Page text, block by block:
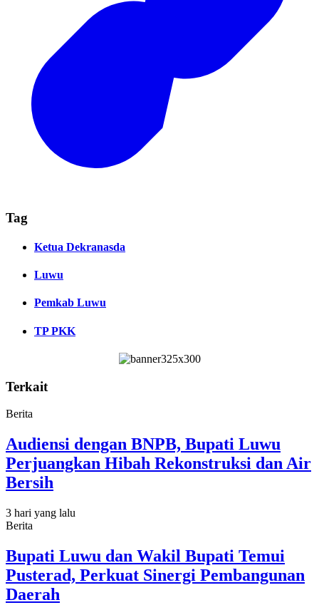
Tag
Ketua Dekranasda
Luwu
Pemkab Luwu
TP PKK
Terkait
Berita
Audiensi dengan BNPB, Bupati Luwu
Perjuangkan Hibah Rekonstruksi dan Air
Bersih
3 hari yang lalu
Berita
Bupati Luwu dan Wakil Bupati Temui
Pusterad, Perkuat Sinergi Pembangunan
Daerah